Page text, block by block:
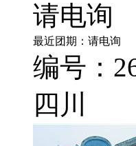
请电询
最近团期：请电询
编号：
四川